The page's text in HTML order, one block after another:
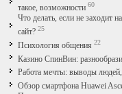
такое, возможности 60
Что делать, если не заходит
сайт? 25
Психология общения 22
Казино СпинВин:
Работа мечты: выводы
Обзор смартфона Huawei